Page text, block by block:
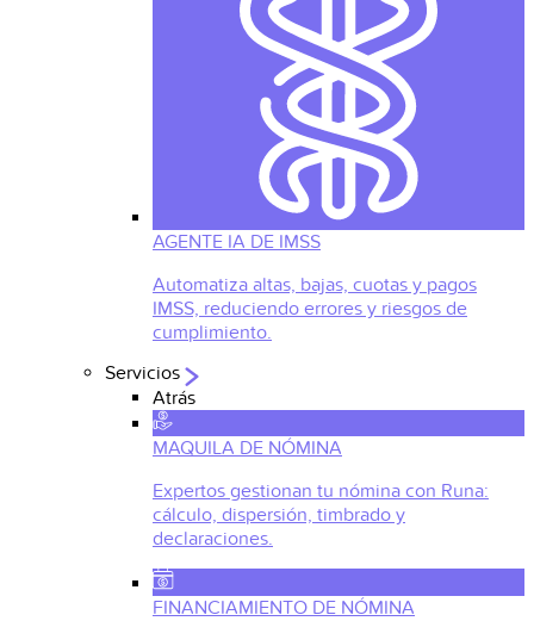
AGENTE IA DE IMSS
Automatiza altas, bajas, cuotas y pagos
IMSS, reduciendo errores y riesgos de
cumplimiento.
Servicios
Atrás
MAQUILA DE NÓMINA
Expertos gestionan tu nómina con Runa:
cálculo, dispersión, timbrado y
declaraciones.
FINANCIAMIENTO DE NÓMINA